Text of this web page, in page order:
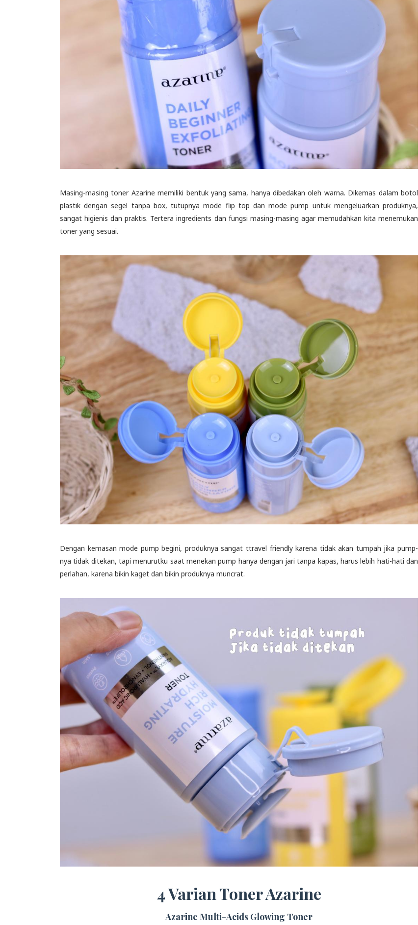
Masing-masing toner Azarine memiliki bentuk yang sama, hanya dibedakan oleh warna. Dikemas dalam botol
plastik dengan segel tanpa box, tutupnya mode flip top dan mode pump untuk mengeluarkan produknya,
sangat higienis dan praktis. Tertera ingredients dan fungsi masing-masing agar memudahkan kita menemukan
toner yang sesuai.
Dengan kemasan mode pump begini, produknya sangat ttravel friendly karena tidak akan tumpah jika pump-
nya tidak ditekan, tapi menurutku saat menekan pump hanya dengan jari tanpa kapas, harus lebih hati-hati dan
perlahan, karena bikin kaget dan bikin produknya muncrat.
4 Varian Toner Azarine
Azarine Multi-Acids Glowing Toner